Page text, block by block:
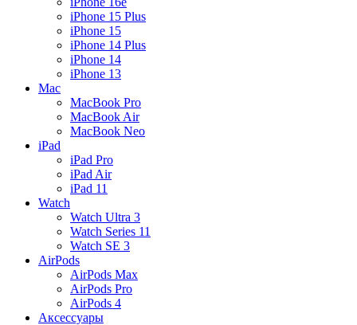
iPhone 15 Plus
iPhone 15
iPhone 14 Plus
iPhone 14
iPhone 13
Mac
MacBook Pro
MacBook Air
MacBook Neo
iPad
iPad Pro
iPad Air
iPad 11
Watch
Watch Ultra 3
Watch Series 11
Watch SE 3
AirPods
AirPods Max
AirPods Pro
AirPods 4
Аксессуары